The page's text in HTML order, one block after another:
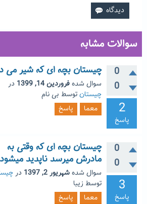
سوالات مشابه
0
0
2
پاسخ
چیستان بچه ای که شیر می
سوال شدهفروردین 14, 1399
در
چیستانتوسط بی نام
معما
پاسخ
0
0
3
پاسخ
چیستان بچه ای که وقتی به
مادرش میرسد ناپدید میشود
سوال شدهشهریور 2, 1397 در
توسط زیبا
معما
پاسخ